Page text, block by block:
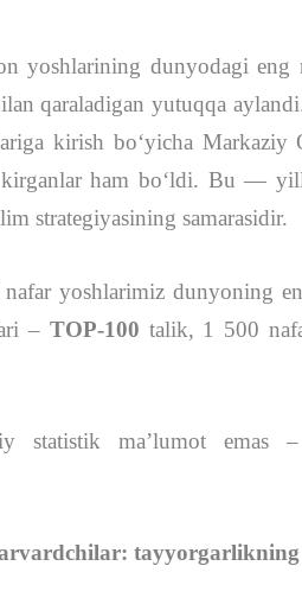
yoshlarining dunyodagi
qaraladigan yutuqqa
kirish bo‘yicha
ham bo‘ldi. Bu —
strategiyasining samarasidir.
yoshlarimiz dunyoning
– TOP-100 talik, 1 500
statistik ma’lumot emas